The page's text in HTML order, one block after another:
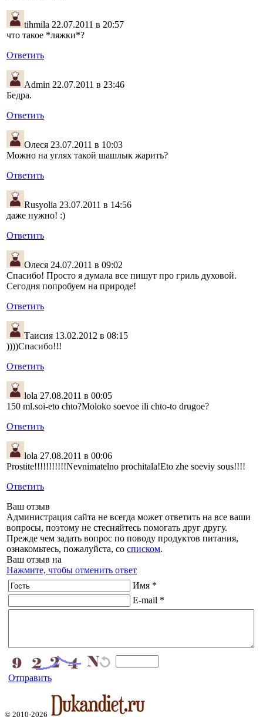
tihmila 22.07.2011 в 20:57
что такое *ляжки*?
Ответить
Admin 22.07.2011 в 23:46
Бедра.
Ответить
Олеся 23.07.2011 в 10:03
Можно на углях такой шашлык жарить?
Ответить
Rusyolia 23.07.2011 в 14:56
даже нужно! :)
Ответить
Олеся 24.07.2011 в 09:02
Спасибо! Просто я думала все пишут про гриль духовой.
Сегодня попробуем на природе!
Ответить
Таисия 13.02.2012 в 08:15
))))Спасибо!!!
Ответить
lola 27.08.2011 в 00:05
150 ml.soi-eto chto?Moloko soevoe ili chto-to drugoe?
Ответить
lola 27.08.2011 в 00:06
Prostite!!!!!!!!!!!Nevnimatelno prochitala!Eto zhe soeviy sous!!!!
Ответить
Ваш отзыв
Администрация сайта не всегда может ответить на все ваши
вопросы, поэтому не стесняйтесь помогать друг другу.
Прежде чем задать вопрос по поводу продуктов питания,
ознакомьтесь, пожалуйста, со списком.
Ваш отзыв на
Нажмите, чтобы отменить ответ
Имя *
E-mail *
Отправить
© 2010-2026